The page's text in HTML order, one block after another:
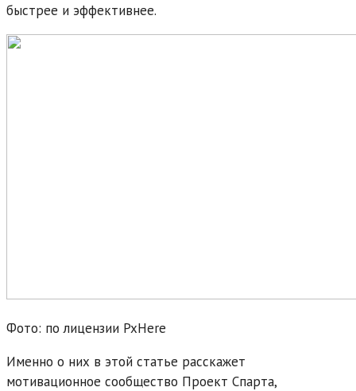
быстрее и эффективнее.
Фото: по лицензии PxHere
Именно о них в этой статье расскажет
мотивационное сообщество Проект Спарта,